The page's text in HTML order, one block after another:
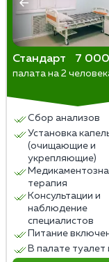
пациента.
правам –
таких
лечении всегда
данные,
пациента.
Стандарт 7
палата на 2
Сбор анализов
Установка
(очищающие и
укрепляющие)
терапия
Консультации и
наблюдение
специалистов
Питание
В палате туалет